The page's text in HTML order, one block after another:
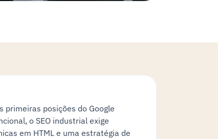
posições do Google
o SEO industrial exige
em HTML e uma estratégia de